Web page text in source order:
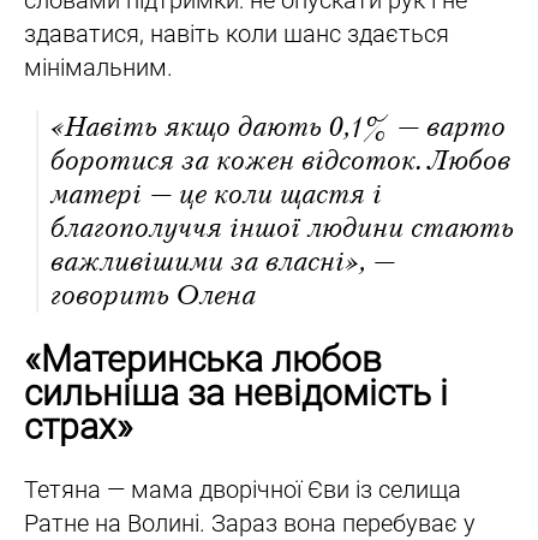
здаватися, навіть коли шанс здається
мінімальним.
«Навіть якщо дають 0,1% — варто
боротися за кожен відсоток. Любов
матері — це коли щастя і
благополуччя іншої людини стають
важливішими за власні», —
говорить Олена
«Материнська любов
сильніша за невідомість і
страх»
Тетяна — мама дворічної Єви із селища
Ратне на Волині. Зараз вона перебуває у